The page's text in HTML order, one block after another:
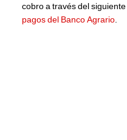
cobro a través del
pagos del Banco Agrario